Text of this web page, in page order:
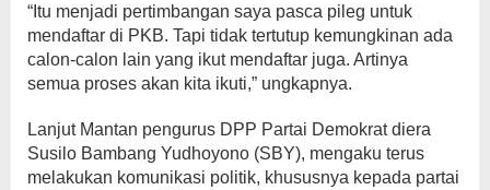
“Itu menjadi pertimbangan saya pasca pileg untuk
mendaftar di PKB. Tapi tidak tertutup kemungkinan ada
calon-calon lain yang ikut mendaftar juga. Artinya
semua proses akan kita ikuti,” ungkapnya.
Lanjut Mantan pengurus DPP Partai Demokrat diera
Susilo Bambang Yudhoyono (SBY), mengaku terus
melakukan komunikasi politik, khususnya kepada partai